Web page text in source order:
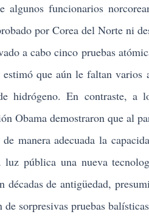
funcionarios
por Corea del Norte ni
a cabo cinco pruebas
que aún le faltan
hidrógeno. En contraste, a
Obama demostraron que al
adecuada la
pública una nueva
de antigüedad,
sorpresivas pruebas